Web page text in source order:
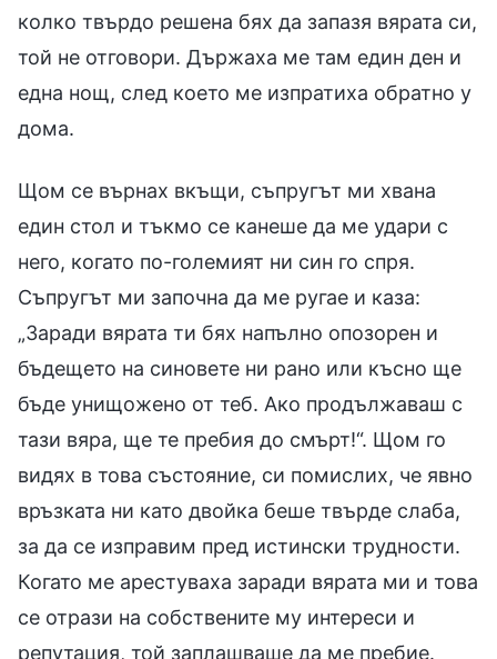
колко твърдо решена бях да запазя вярата си,
той не отговори. Държаха ме там един ден и
една нощ, след което ме изпратиха обратно у
дома.
Щом се върнах вкъщи, съпругът ми хвана
един стол и тъкмо се канеше да ме удари с
него, когато по-големият ни син го спря.
Съпругът ми започна да ме ругае и каза:
„Заради вярата ти бях напълно опозорен и
бъдещето на синовете ни рано или късно ще
бъде унищожено от теб. Ако продължаваш с
тази вяра, ще те пребия до смърт!“. Щом го
видях в това състояние, си помислих, че явно
връзката ни като двойка беше твърде слаба,
за да се изправим пред истински трудности.
Когато ме арестуваха заради вярата ми и това
се отрази на собствените му интереси и
репутация, той заплашваше да ме пребие.